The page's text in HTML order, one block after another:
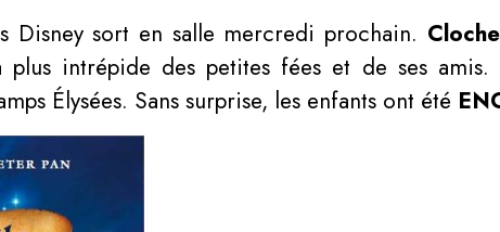
Disney sort en salle mercredi prochain.
plus intrépide des petites fées et de ses
Élysées. Sans surprise, les enfants ont été